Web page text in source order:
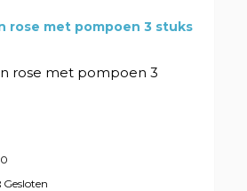
rose met pompoen 3 stuks
rose met pompoen 3
Gesloten